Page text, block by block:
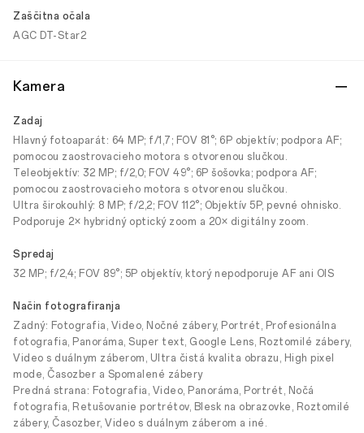
Zaščitna očala
AGC DT-Star2
Kamera
Zadaj
Hlavný fotoaparát: 64 MP; f/1,7; FOV 81°; 6P objektív; podpora AF;
pomocou zaostrovacieho motora s otvorenou slučkou.
Teleobjektív: 32 MP; f/2,0; FOV 49°; 6P šošovka; podpora AF;
pomocou zaostrovacieho motora s otvorenou slučkou.
Ultra širokouhlý: 8 MP; f/2,2; FOV 112°; Objektív 5P, pevné ohnisko.
Podporuje 2× hybridný optický zoom a 20× digitálny zoom.
Spredaj
32 MP; f/2,4; FOV 89°; 5P objektív, ktorý nepodporuje AF ani OIS
Način fotografiranja
Zadný: Fotografia, Video, Nočné zábery, Portrét, Profesionálna
fotografia, Panoráma, Super text, Google Lens, Roztomilé zábery,
Video s duálnym záberom, Ultra čistá kvalita obrazu, High pixel
mode, Časozber a Spomalené zábery
Predná strana: Fotografia, Video, Panoráma, Portrét, Nočá
fotografia, Retušovanie portrétov, Blesk na obrazovke, Roztomilé
zábery, Časozber, Video s duálnym záberom a iné.